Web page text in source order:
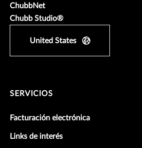
ChubbNet
Chubb Studio®
United States
SERVICIOS
Facturación electrónica
Links de interés